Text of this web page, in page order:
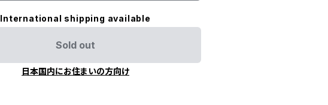
International shipping available
Sold out
日本国内にお住まいの方向け